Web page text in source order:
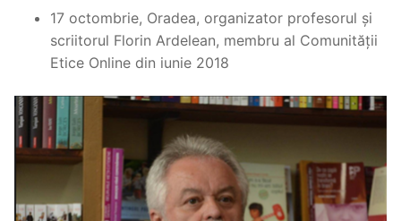
17 octombrie, Oradea, organizator profesorul și
scriitorul Florin Ardelean, membru al Comunității
Etice Online din iunie 2018